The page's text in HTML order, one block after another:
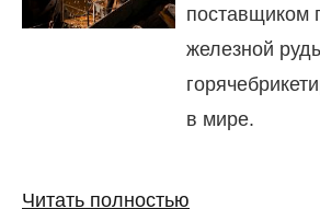
поставщиком
железной
в мире.
Читать полностью